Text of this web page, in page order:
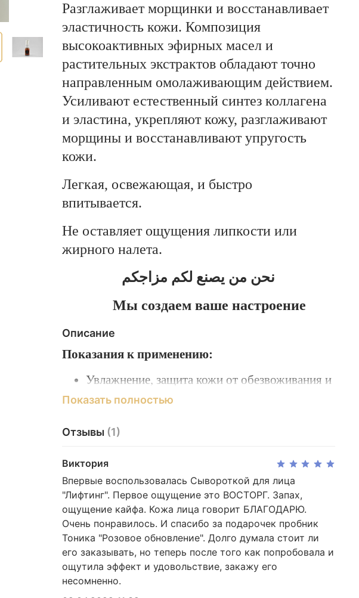
Разглаживает морщинки и восстанавливает
эластичность кожи. Композиция
высокоактивных эфирных масел и
растительных экстрактов обладают точно
направленным омолаживающим действием.
Усиливают естественный синтез коллагена
и эластина, укрепляют кожу, разглаживают
морщины и восстанавливают упругость
кожи.
Легкая, освежающая, и быстро
впитывается.
Не оставляет ощущения липкости или
жирного налета.
نحن من يصنع لكم مزاجكم
Мы создаем ваше настроение
Описание
Показания к применению:
Увлажнение, защита кожи от обезвоживания и
восстановление водно-липидного баланса;
поддержания упругости и эластичности кожи;
воздействия окружающей среды;
Отечность тканей лица различного
происхождения;
Активный лимфодренаж тканей лица в
комплексной терапии;
Восстановление нормальной
микроциркуляции;
Омоложение и лифтинг кожи.
Показать полностью
Отзывы (1)
Виктория
Впервые воспользовалась Сывороткой для лица
"Лифтинг". Первое ощущение это ВОСТОРГ. Запах,
ощущение кайфа. Кожа лица говорит БЛАГОДАРЮ.
Очень понравилось. И спасибо за подарочек пробник
Тоника "Розовое обновление". Долго думала стоит ли
его заказывать, но теперь после того как попробовала и
ощутила эффект и удовольствие, закажу его
несомненно.